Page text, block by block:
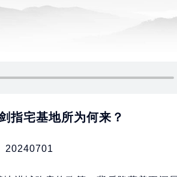
指宅基地所为何来？
20240701